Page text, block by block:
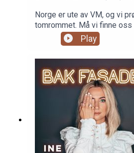
hele Norge.
Norge er ute av VM, og vi
tomrommet. Må vi finne oss
eller er det rett og slett for
Vi snakker om våre nyeste
sommerens festivalmote
sponset av TM klinkken og
Onlinetimer hos lege:
Play